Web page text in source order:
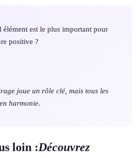
élément est le plus important pour
positive ?
joue un rôle clé, mais tous les
harmonie.
loin :Découvrez